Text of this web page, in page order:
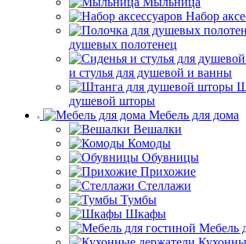
Набор
душевых полотенец
и стулья для душевой и ванны
душевой шторы
Мебель для дома
Вешалки
Комоды
Обувницы
Прихожие
Стеллажи
Тумбы
Шкафы
Мебель